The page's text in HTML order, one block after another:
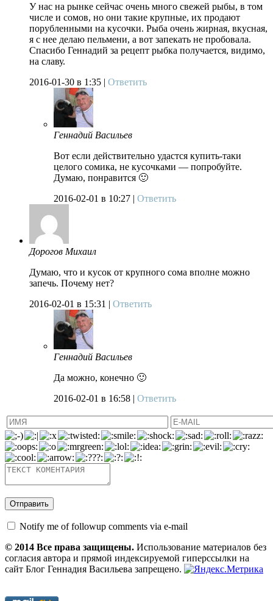
У нас на рынке сейчас очень много свежей рыбы, в том
числе и сомов, но они такие крупные, их продают
порубленными на кусочки. Рыба очень жирная, вкусная,
я с нее делаю пельмени, а вот запекать не пробовала.
Спасибо Геннадий за рецепт рыбка получается, видимо,
на славу.
2016-01-30 в 1:35 | Ответить
Геннадий Васильев
Вот если действительно удастся купить-таки
целого сомика, не кусочками — попробуйте.
Думаю, понравится 🙂
2016-02-01 в 10:27 | Ответить
Дорогов Михаил
Думаю, что и кусок от крупного сома вполне можно
запечь. Почему нет?
2016-02-01 в 15:31 | Ответить
Геннадий Васильев
Да можно, конечно 🙂
2016-02-01 в 16:58 | Ответить
Notify me of followup comments via e-mail
© 2014 Все права защищены. Использование материалов без
согласия автора и прямой индексируемой гиперссылки на
сайт Блог Геннадия Васильева запрещено.